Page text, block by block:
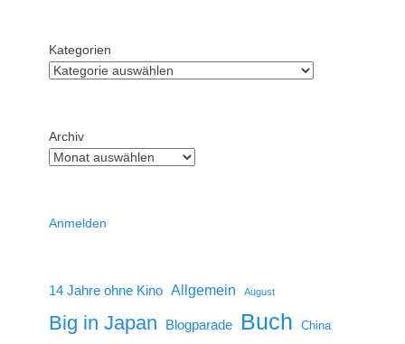
Kategorien
Archiv
Anmelden
14 Jahre ohne Kino Allgemein August
Big in Japan Blogparade Buch China